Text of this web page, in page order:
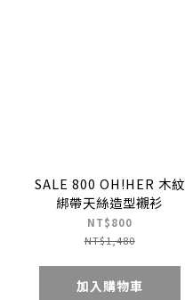
SALE 800 OH!HER 木紋
綁帶天絲造型襯衫
NT$800
NT$1,480
加入購物車